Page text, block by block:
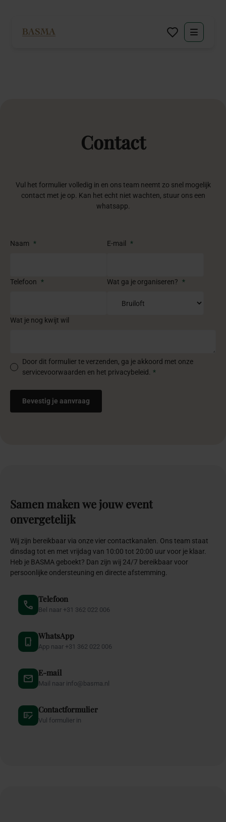
Contact
Contact
Vul het formulier volledig in en ons team neemt zo snel mogelijk
contact met je op. Kan het echt niet wachten, stuur ons een
whatsapp.
Naam * E-mail *
Telefoon * Wat ga je organiseren? *
Wat je nog kwijt wil
Door dit formulier te verzenden, ga je akkoord met onze
servicevoorwaarden en het privacybeleid.
*
Samen makenwejouw event
onvergetelijk
Wij zijn bereikbaar via onze vier contactkanalen. Ons team staat
dinsdag tot en met vrijdag van 10:00 tot 20:00 uur voor je klaar.
Heb je BASMA geboekt? Dan zijn wij 24/7 bereikbaar voor
persoonlijke ondersteuning en directe afstemming.
Telefoon
Bel naar +31 362 022 006
WhatsApp
App naar +31 362 022 006
E-mail
Mail naar info@basma.nl
Contactformulier
Vul formulier in